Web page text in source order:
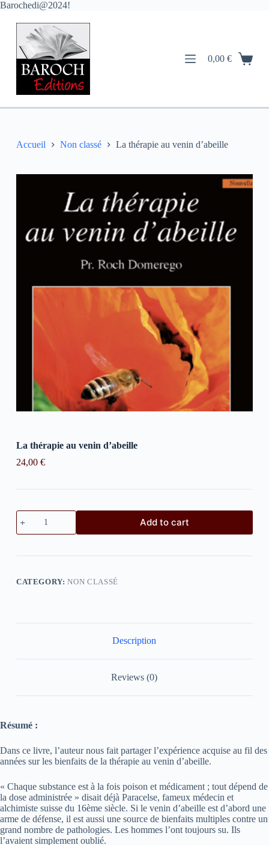
Barochedi@2024!
P
o
0,00 €
Accueil Non classé La thérapie au venin d’abeille
La thérapie au venin d’abeille
24,00 €
Add to cart
CATEGORY:NON CLASSÉ
Description
Reviews (0)
Résumé :
Dans ce livre, l’auteur nous fait partager l’expérience acquise au fil des
années sur les bienfaits de la thérapie au venin d’abeille.
« Chaque substance est à la fois poison et médicament ; tout dépend de
la dose administrée » disait déjà Paracelse, fameux médecin et
alchimiste suisse du 16ème siècle. Si le venin d’abeille est d’abord une
arme de défense, il est aussi une source de bienfaits multiples contre un
grand nombre de pathologies. Les hommes l’ont toujours su. Ils
l’avaient simplement oublié.